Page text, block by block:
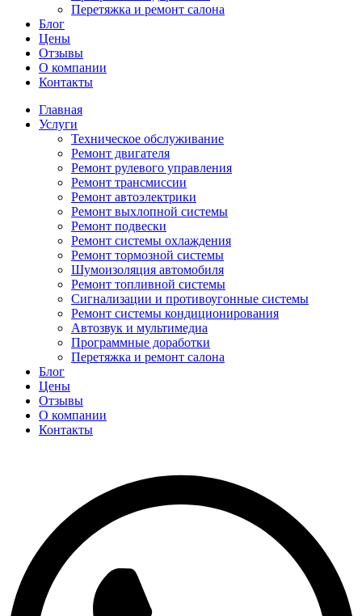
Перетяжка и ремонт салона
Блог
Цены
Отзывы
О компании
Контакты
Главная
Услуги
Техническое обслуживание
Ремонт двигателя
Ремонт рулевого управления
Ремонт трансмиссии
Ремонт автоэлектрики
Ремонт выхлопной системы
Ремонт подвески
Ремонт системы охлаждения
Ремонт тормозной системы
Шумоизоляция автомобиля
Ремонт топливной системы
Сигнализации и противоугонные системы
Ремонт системы кондиционирования
Автозвук и мультимедиа
Программные доработки
Перетяжка и ремонт салона
Блог
Цены
Отзывы
О компании
Контакты